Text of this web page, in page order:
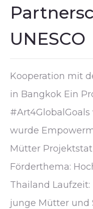
UNESCO
Kooperation mit
in Bangkok Ein
#Art4GlobalGoals
wurde
Mütter
Förderthema:
Thailand
junge Mütter und